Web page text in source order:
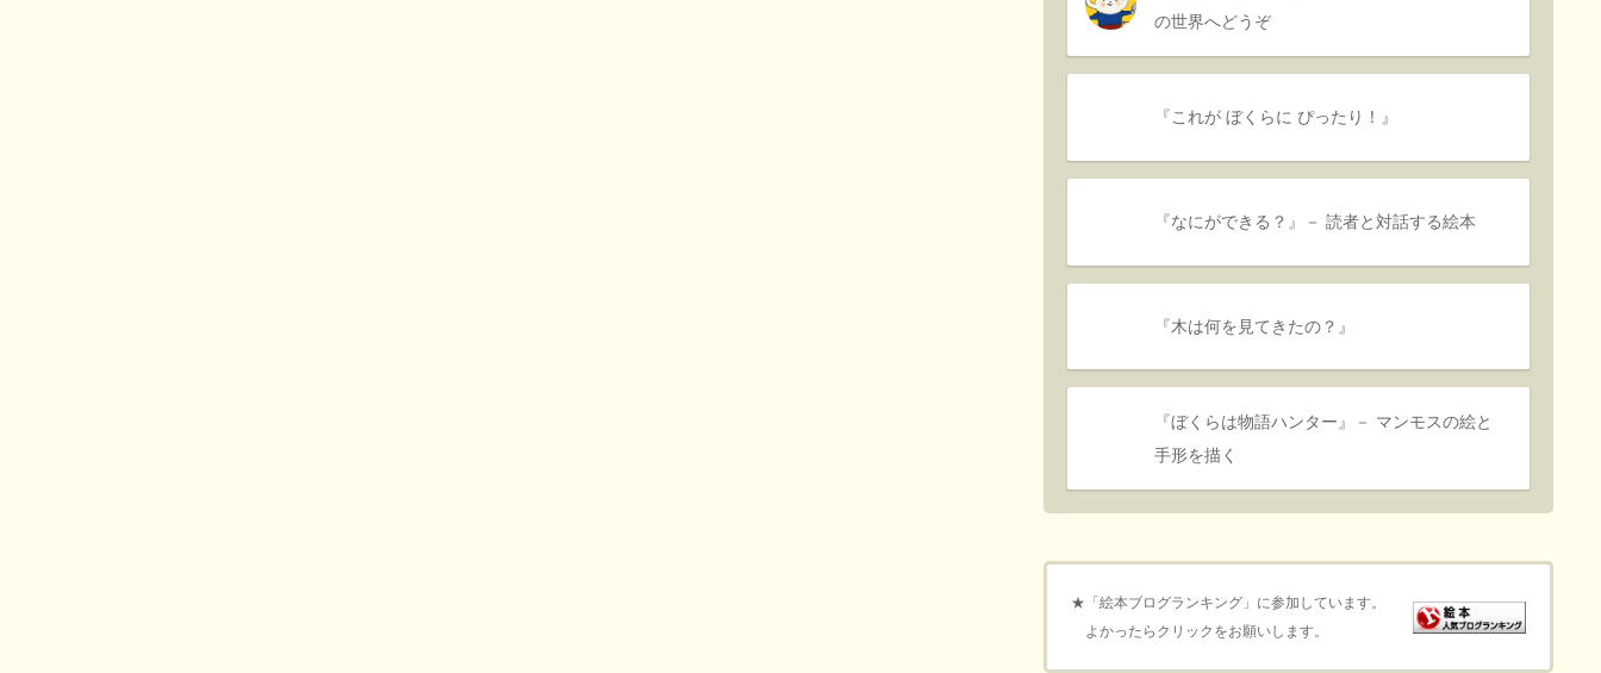
の世界へどうぞ
『これが ぼくらに ぴったり！』
『なにができる？』－ 読者と対話する絵本
『木は何を見てきたの？』
『ぼくらは物語ハンター』－ マンモスの絵と
手形を描く
★「絵本ブログランキング」に参加しています。
よかったらクリックをお願いします。